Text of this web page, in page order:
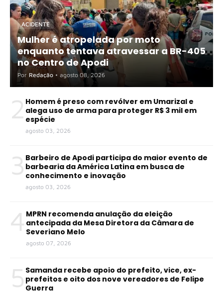
ACIDENTE
Mulher é atropelada por moto
enquanto tentava atravessar a BR-405
no Centro de Apodi
Por Redação • agosto 08, 2026
2 Homem é preso com revólver em Umarizal e
alega uso de arma para proteger R$ 3 mil em
espécie
agosto 03, 2026
3 Barbeiro de Apodi participa do maior evento de
barbearia da América Latina em busca de
conhecimento e inovação
agosto 03, 2026
4 MPRN recomenda anulação da eleição
antecipada da Mesa Diretora da Câmara de
Severiano Melo
agosto 07, 2026
5 Samanda recebe apoio do prefeito, vice, ex-
prefeitos e oito dos nove vereadores de Felipe
Guerra